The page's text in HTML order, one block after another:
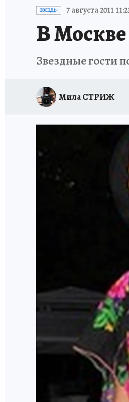
ИСПЫТАНО
ЗВЕЗДЫ 7 августа 2011
В Москве
Звездные гости
Мила СТРИЖ